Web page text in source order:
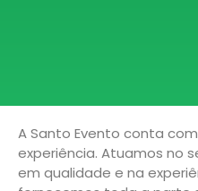
A Santo Evento conta
experiência. Atuamos no
em qualidade e na